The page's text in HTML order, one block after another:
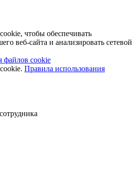
чтобы обеспечивать
веб-сайта и анализировать сетевой
файлов cookie
Правила использования